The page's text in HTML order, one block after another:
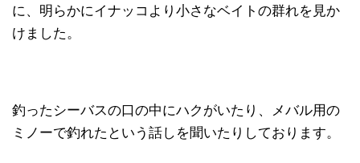
に、明らかにイナッコより小さなベイトの群れを見か
けました。
釣ったシーバスの口の中にハクがいたり、メバル用の
ミノーで釣れたという話しを聞いたりしております。